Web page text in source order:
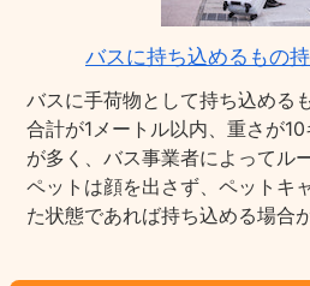
バスに持ち込めるもの
バスに手荷物として持ち込める
合計が1メートル以内、重さが
が多く、バス事業者によってル
ペットは顔を出さず、ペットキ
た状態であれば持ち込める場合